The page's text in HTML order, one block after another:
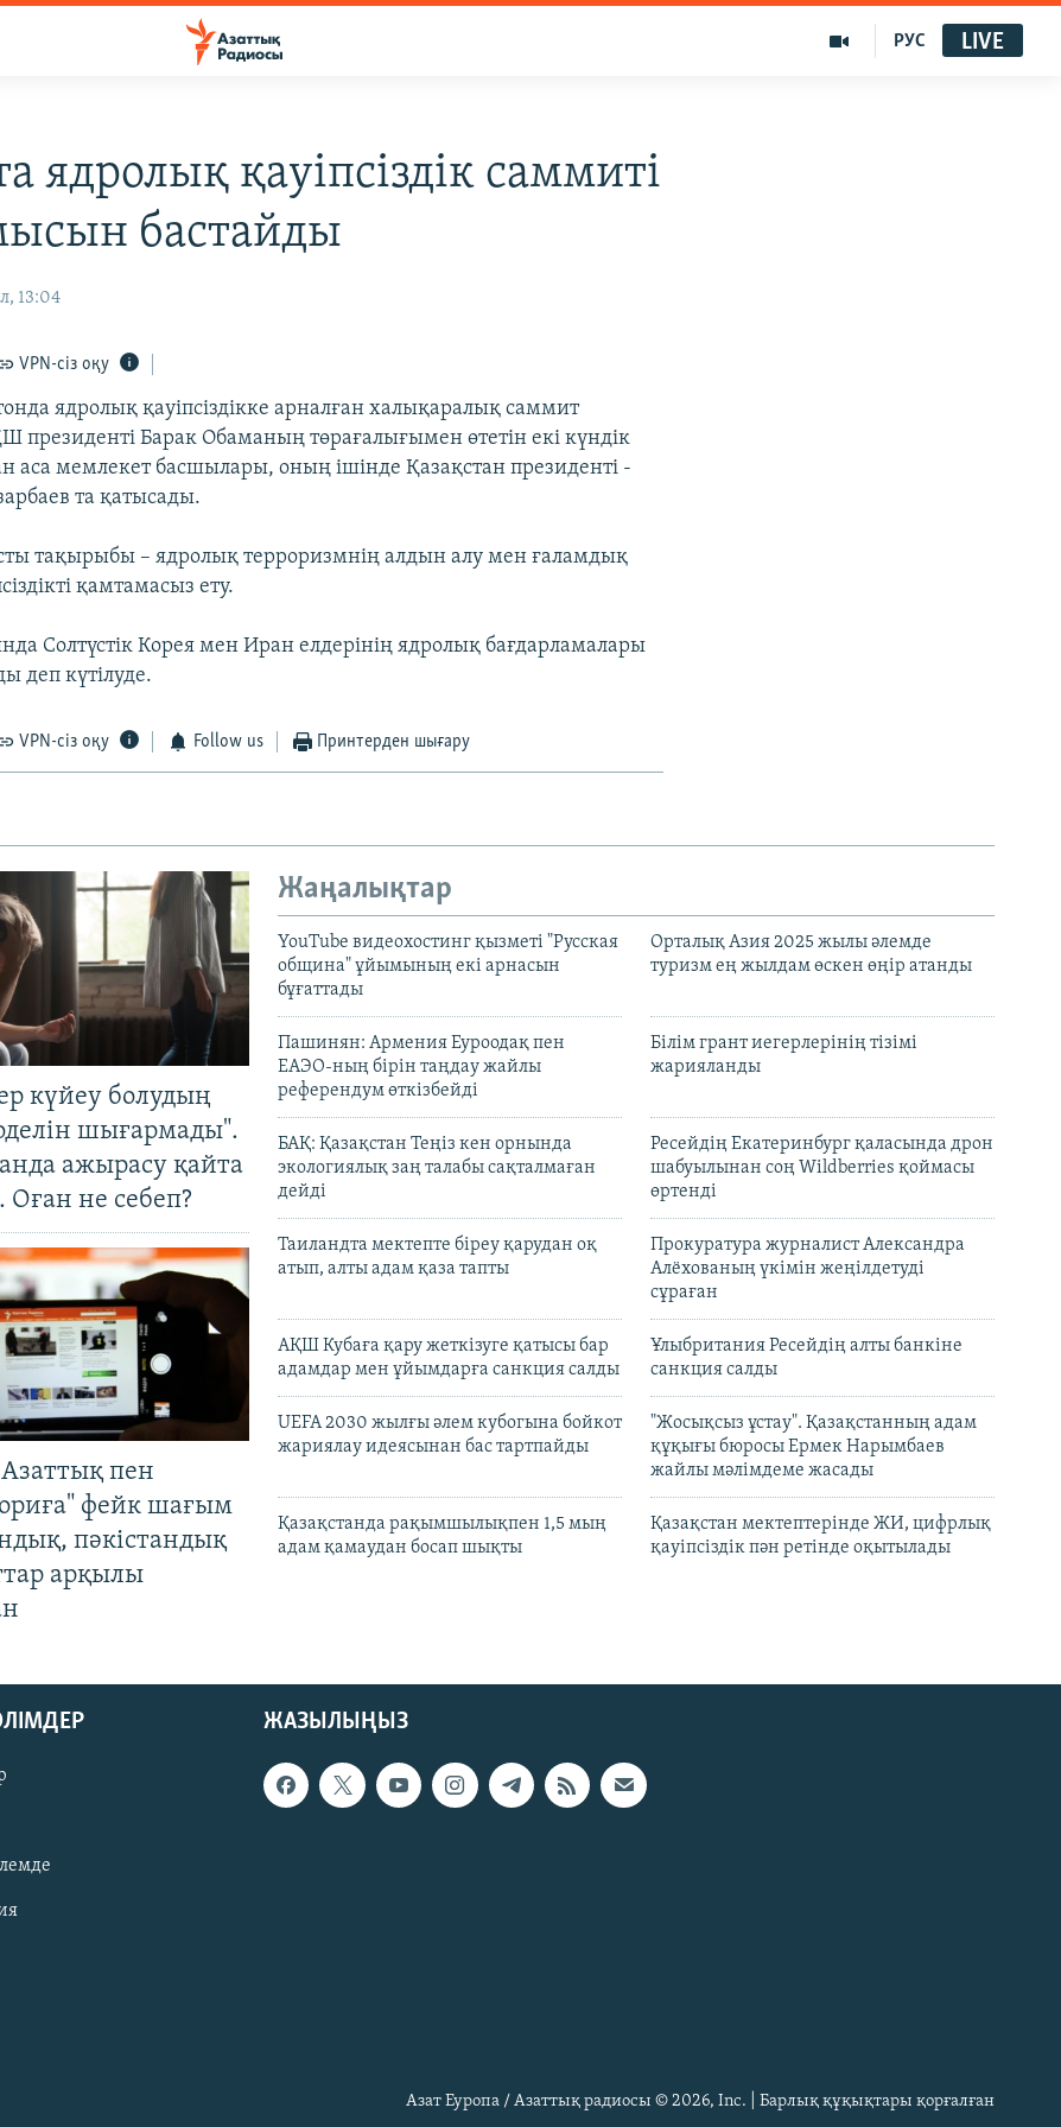
РУС LIVE
ядролық қауіпсіздік саммиті
бастайды
13:04
VPN-сіз оқу
ядролық қауіпсіздікке арналған халықаралық саммит
президенті Барак Обаманың төрағалығымен өтетін екі күндік
аса мемлекет басшылары, оның ішінде Қазақстан президенті -
та қатысады.
тақырыбы – ядролық терроризмнің алдын алу мен ғаламдық
қамтамасыз ету.
Солтүстік Корея мен Иран елдерінің ядролық бағдарламалары
деп күтілуде.
VPN-сіз оқу Follow us Принтерден шығару
күйеу болудың
шығармады".
ажырасу қайта
Оған не себеп?
Азаттық пен
фейк шағым
пәкістандық
арқылы
Жаңалықтар
YouTube видеохостинг қызметі "Русская
община" ұйымының екі арнасын
бұғаттады
Орталық Азия 2025 жылы әлемде
туризм ең жылдам өскен өңір атанды
Пашинян: Армения Еуроодақ пен
ЕАЭО-ның бірін таңдау жайлы
референдум өткізбейді
Білім грант иегерлерінің тізімі
жарияланды
БАҚ: Қазақстан Теңіз кен орнында
экологиялық заң талабы сақталмаған
дейді
Ресейдің Екатеринбург қаласында дрон
шабуылынан соң Wildberries қоймасы
өртенді
Таиландта мектепте біреу қарудан оқ
атып, алты адам қаза тапты
Прокуратура журналист Александра
Алёхованың үкімін жеңілдетуді
сұраған
АҚШ Кубаға қару жеткізуге қатысы бар
адамдар мен ұйымдарға санкция салды
Ұлыбритания Ресейдің алты банкіне
санкция салды
UEFA 2030 жылғы әлем кубогына бойкот
жариялау идеясынан бас тартпайды
"Жосықсыз ұстау". Қазақстанның адам
құқығы бюросы Ермек Нарымбаев
жайлы мәлімдеме жасады
Қазақстанда рақымшылықпен 1,5 мың
адам қамаудан босап шықты
Қазақстан мектептерінде ЖИ, цифрлық
қауіпсіздік пән ретінде оқытылады
ЖАЗЫЛЫҢЫЗ
Азат Еуропа / Азаттық радиосы © 2026, Inc. | Барлық құқықтары қорғалған